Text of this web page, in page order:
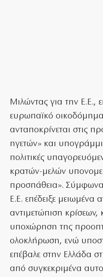
Μιλώντας για την Ε.Ε.,
ευρωπαϊκό οικοδόμημα
ανταποκρίνεται στις
ηγετών» και
πολιτικές
κρατών-μελών
προσπάθεια».
Ε.Ε. επέδειξε μειωμένα
αντιμετώπιση κρίσεων,
υποχώρηση της
ολοκλήρωση, ενώ
επέβαλε στην Ελλάδα
από συγκεκριμένα